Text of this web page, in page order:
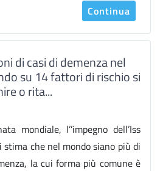
Continua
di casi di demenza nel
su 14 fattori di rischio si
o rita...
mondiale, l’’impegno dell’Iss
che nel mondo siano più di
la cui forma più comune è